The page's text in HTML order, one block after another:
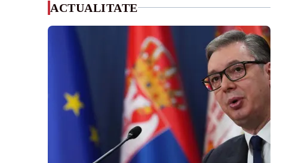
ACTUALITATE